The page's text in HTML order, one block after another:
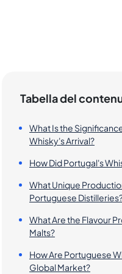
Tabella del
What Is the
Whisky's Arrival?
How Did Portugal's
What Unique
Portuguese
What Are the Flavour
Malts?
How Are Portuguese
Global Market?